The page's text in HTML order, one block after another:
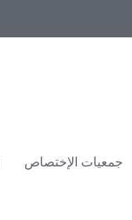
جمعيات الإختصاص